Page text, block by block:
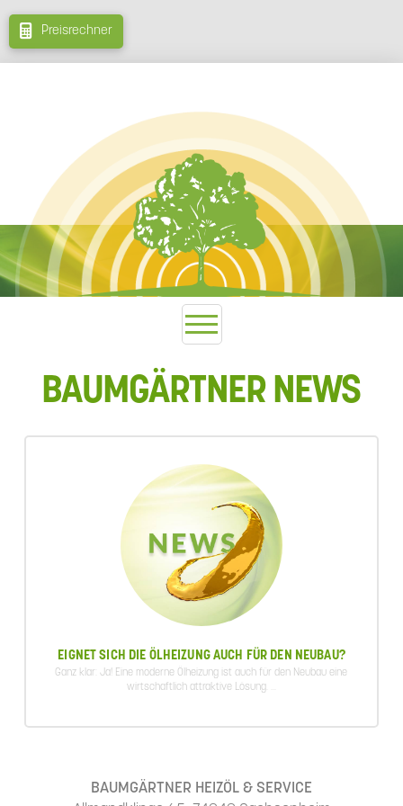
Preisrechner
BAUMGÄRTNER NEWS
EIGNET SICH DIE ÖLHEIZUNG AUCH FÜR DEN NEUBAU?
Ganz klar: Ja! Eine moderne Ölheizung ist auch für den Neubau eine
wirtschaftlich attraktive Lösung. ...
BAUMGÄRTNER HEIZÖL & SERVICE